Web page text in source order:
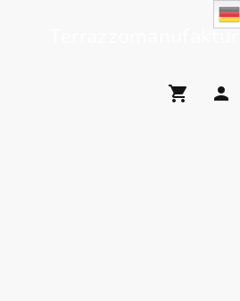
Terrazzomanufaktur